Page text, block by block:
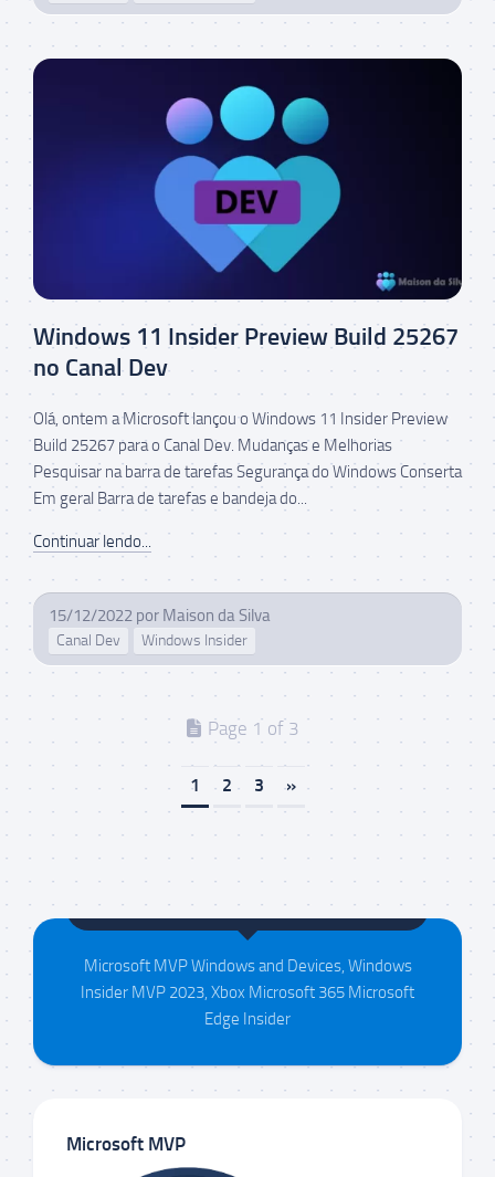
Windows 11 Insider Preview Build 25267
no Canal Dev
Olá, ontem a Microsoft lançou o Windows 11 Insider Preview
Build 25267 para o Canal Dev. Mudanças e Melhorias
Pesquisar na barra de tarefas Segurança do Windows Conserta
Em geral Barra de tarefas e bandeja do...
Continuar lendo...
15/12/2022 por Maison da Silva
Canal Dev Windows Insider
Page 1 of 3
1 2 3 »
Maison da Silva
Microsoft MVP Windows and Devices, Windows
Insider MVP 2023, Xbox Microsoft 365 Microsoft
Edge Insider
Microsoft MVP